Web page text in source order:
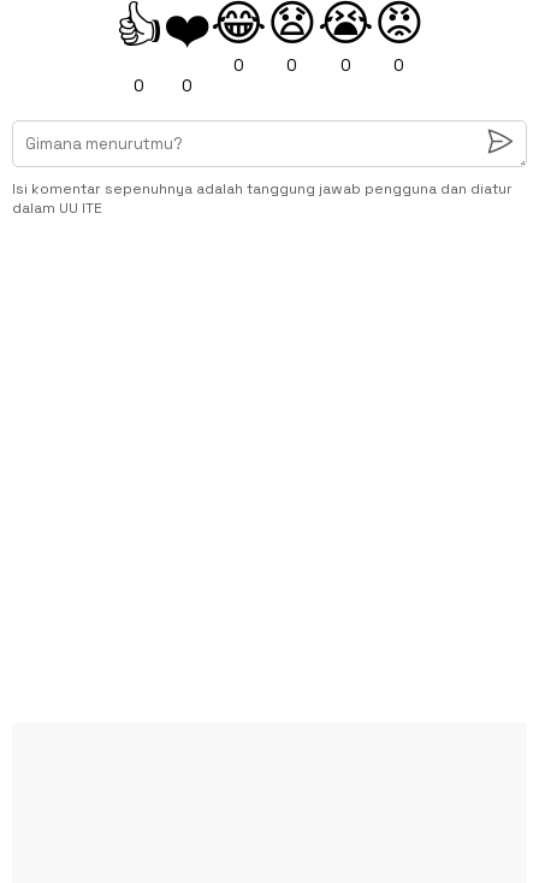
👍
0
❤️
0
😂
0
😧
0
😭
0
😡
0
Isi komentar sepenuhnya adalah tanggung jawab pengguna dan diatur
dalam UU ITE